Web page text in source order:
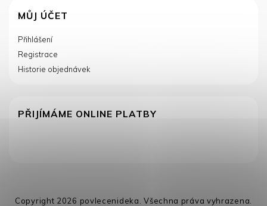
MŮJ ÚČET
Přihlášení
Registrace
Historie objednávek
PŘIJÍMÁME ONLINE PLATBY
Copyright 2026 povlecenideka . Všechna práva vyhrazena.